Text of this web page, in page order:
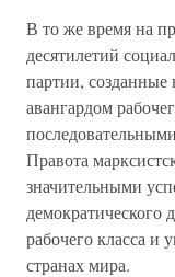
В то же время на
десятилетий
партии, созданные
авангардом
Правота
значительными
демократического
рабочего класса и
странах мира.